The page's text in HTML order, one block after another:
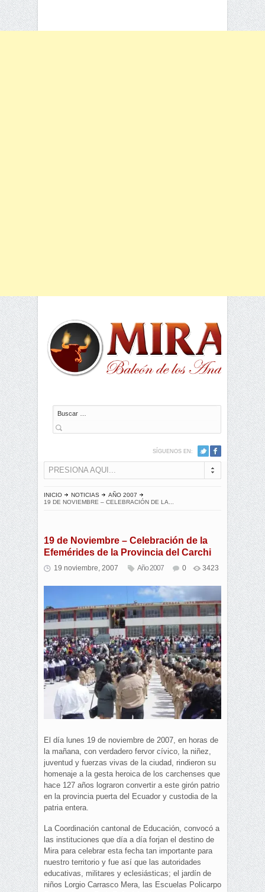
Buscar
SÍGUENOS EN:
PRESIONA AQUI...
INICIO NOTICIAS
AÑO 2007
19 DE NOVIEMBRE – CELEBRACIÓN DE LA...
19 de Noviembre – Celebración de la
Efemérides de la Provincia del Carchi
19 noviembre, 2007 Año 2007 0 3423
El día lunes 19 de noviembre de 2007, en horas de
la mañana, con verdadero fervor cívico, la niñez,
juventud y fuerzas vivas de la ciudad, rindieron su
homenaje a la gesta heroica de los carchenses que
hace 127 años lograron convertir a este girón patrio
en la provincia puerta del Ecuador y custodia de la
patria entera.
La Coordinación cantonal de Educación, convocó a
las instituciones que día a día forjan el destino de
Mira para celebrar esta fecha tan importante para
nuestro territorio y fue así que las autoridades
educativas, militares y eclesiásticas; el jardín de
niños Lorgio Carrasco Mera, las Escuelas Policarpo